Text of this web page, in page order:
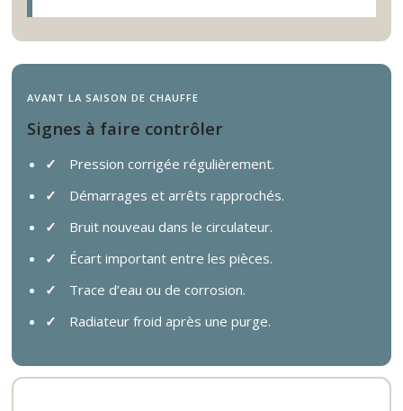
AVANT LA SAISON DE CHAUFFE
Signes à faire contrôler
Pression corrigée régulièrement.
Démarrages et arrêts rapprochés.
Bruit nouveau dans le circulateur.
Écart important entre les pièces.
Trace d’eau ou de corrosion.
Radiateur froid après une purge.